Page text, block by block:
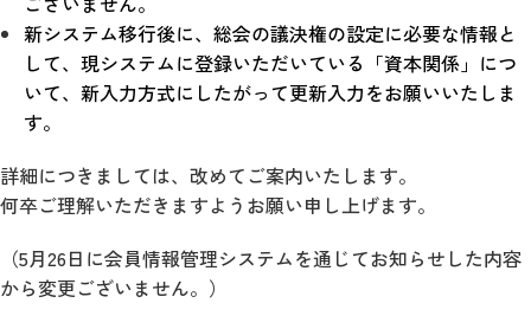
新システム移行後に、総会の議決権の設定に必要な情報と
して、現システムに登録いただいている「資本関係」につ
いて、新入力方式にしたがって更新入力をお願いいたしま
す。
詳細につきましては、改めてご案内いたします。
何卒ご理解いただきますようお願い申し上げます。
（5月26日に会員情報管理システムを通じてお知らせした内容
から変更ございません。）